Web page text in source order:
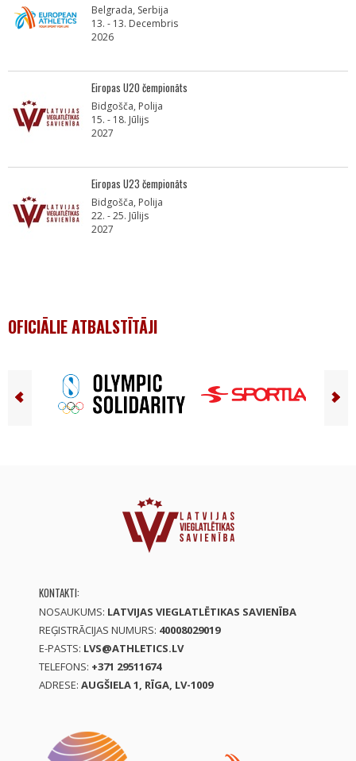
Belgrada, Serbija
13. - 13. Decembris
2026
Eiropas U20 čempionāts
Bidgošča, Polija
15. - 18. Jūlijs
2027
Eiropas U23 čempionāts
Bidgošča, Polija
22. - 25. Jūlijs
2027
OFICIĀLIE ATBALSTĪTĀJI
KONTAKTI:
NOSAUKUMS: LATVIJAS VIEGLATLĒTIKAS SAVIENĪBA
REĢISTRĀCIJAS NUMURS: 40008029019
E-PASTS: LVS@ATHLETICS.LV
TELEFONS: +371 29511674
ADRESE: AUGŠIELA 1, RĪGA, LV-1009